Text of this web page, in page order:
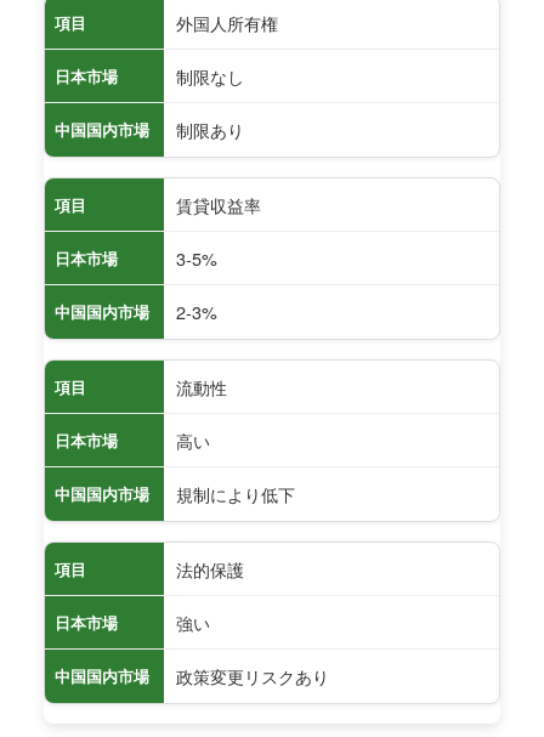
項目 外国人所有権
日本市場 制限なし
中国国内市場 制限あり
項目 賃貸収益率
日本市場 3-5%
中国国内市場 2-3%
項目 流動性
日本市場 高い
中国国内市場 規制により低下
項目 法的保護
日本市場 強い
中国国内市場 政策変更リスクあり